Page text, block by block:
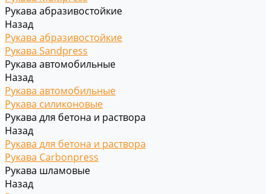
Рукава абразивостойкие
Назад
Рукава абразивостойкие
Рукава Sandpress
Рукава автомобильные
Назад
Рукава автомобильные
Рукава силиконовые
Рукава для бетона и раствора
Назад
Рукава для бетона и раствора
Рукава Carbonpress
Рукава шламовые
Назад